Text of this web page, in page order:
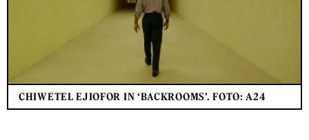
CHIWETEL EJIOFOR IN ‘BACKROOMS’. FOTO: A24